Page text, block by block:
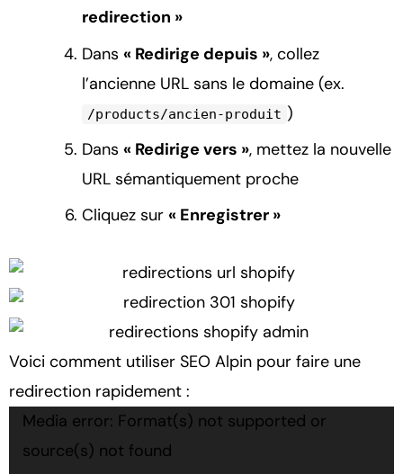
redirection »
Dans « Redirige depuis », collez
l’ancienne URL sans le domaine (ex.
/products/ancien-produit )
Dans « Redirige vers », mettez la nouvelle
URL sémantiquement proche
Cliquez sur « Enregistrer »
Voici comment utiliser SEO Alpin pour faire une
redirection rapidement :
Lecteur
vidéo
Media error: Format(s) not supported or
source(s) not found